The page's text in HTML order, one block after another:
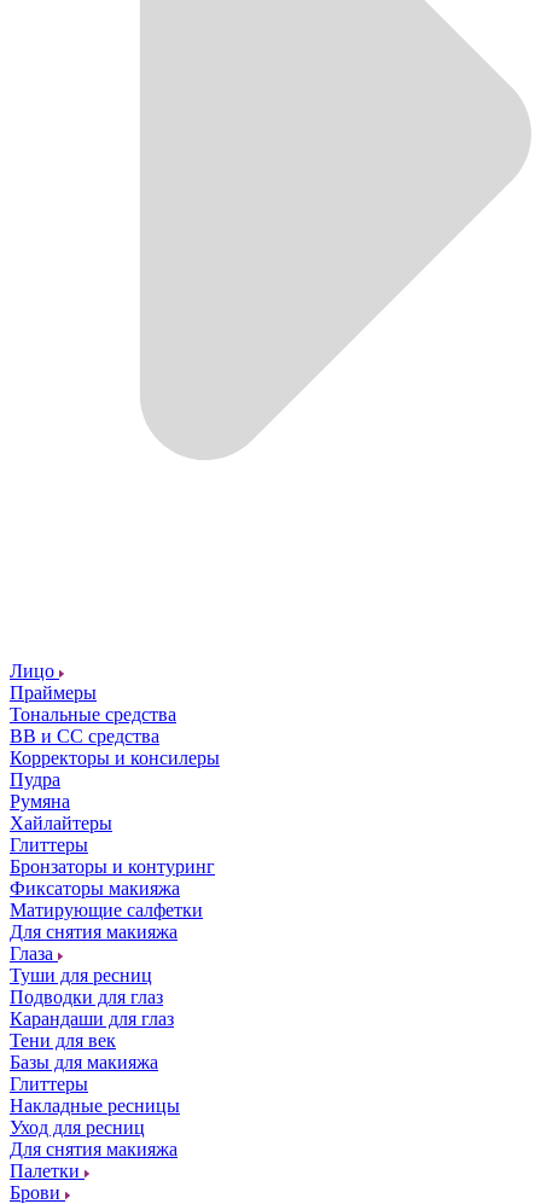
Лицо
Праймеры
Тональные средства
ВВ и СС средства
Корректоры и консилеры
Пудра
Румяна
Хайлайтеры
Глиттеры
Бронзаторы и контуринг
Фиксаторы макияжа
Матирующие салфетки
Для снятия макияжа
Глаза
Туши для ресниц
Подводки для глаз
Карандаши для глаз
Тени для век
Базы для макияжа
Глиттеры
Накладные ресницы
Уход для ресниц
Для снятия макияжа
Палетки
Брови